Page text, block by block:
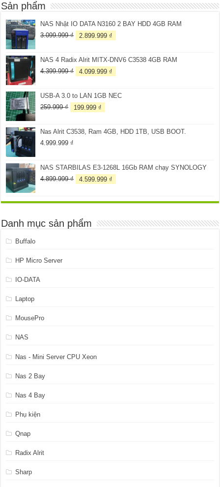
Sản phẩm
NAS Nhật IO DATA N3160 2 BAY HDD 4GB RAM
3.099.999₫
Giá
3.099.999 ₫.
2.899.999 ₫
là:
NAS 4 Radix Alrit MITX-DNV6 C3538 4GB RAM
4.399.999₫
Giá
4.399.999 ₫.
4.099.999 ₫
là:
USB-A 3.0 to LAN 1GB NEC
259.999₫
Giá
259.999 ₫.
199.999 ₫
là:
Nas Alrit C3538, Ram 4GB, HDD 1TB, USB BOOT.
4.999.999 ₫
NAS STARBILAS E3-1268L 16Gb RAM chạy SYNOLOGY
4.899.999₫
Giá
4.899.999 ₫.
4.599.999 ₫
là:
Danh mục sản phẩm
Buffalo
HP Micro Server
IO-DATA
Laptop
MousePro
NAS
Nas - Mini Server CPU Xeon
Nas 2 Bay
Nas 4 Bay
Phụ kiện
Qnap
Radix Alrit
Sharp